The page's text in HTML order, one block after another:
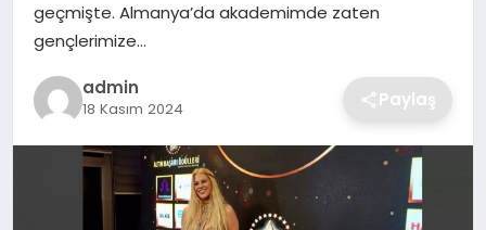
TEKNOLOJI
YAŞAM
geçmişte. Almanya’da akademimde zaten
gençlerimize…
admin
18 Kasım 2024 Paylaş